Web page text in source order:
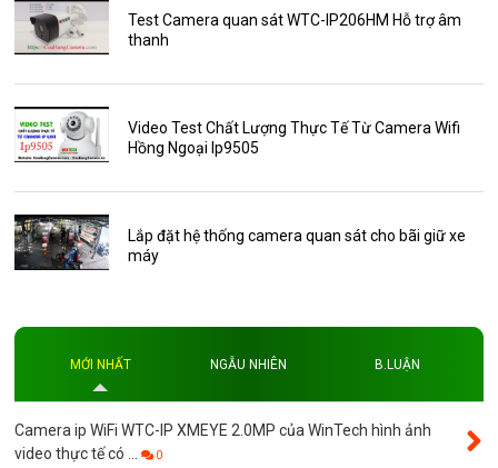
Phụ Kiện Điện Thoại AKwell
Pin Sạc dự phòng AKwell
Thông báo
Thẻ nhớ 16GB
Thẻ nhớ 32GB
Thẻ nhớ 64GB
Thẻ nhớ AKwell
Thủ thuật
Độ phân giải
Độ phân giải 4MP
Test Camera quan sát WTC-IP206HM Hỗ trợ âm
thanh
Video Test Chất Lượng Thực Tế Từ Camera Wifi
Hồng Ngoại Ip9505
Lắp đặt hệ thống camera quan sát cho bãi giữ xe
máy
MỚI NHẤT NGẪU NHIÊN B.LUẬN
Camera ip WiFi WTC-IP XMEYE 2.0MP của WinTech hình ảnh
video thực tế có ...
0